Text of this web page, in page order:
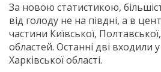
За новою статистикою,
від голоду не на півдні, а в
частини Київської,
областей. Останні дві входили
Харківської області.